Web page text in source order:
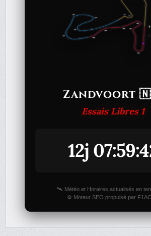
Zandvoort
Essais Libres 1
12j
🛰️ Météo et Horaires actualisés en
⚙️ Moteur SEO propulsé par